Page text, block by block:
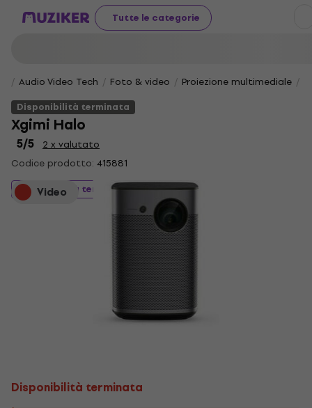
Tutte le categorie
Audio Video Tech Foto & video Proiezione multimediale
Disponibilità terminata
Xgimi Halo
5/5
2 x valutato
Codice prodotto: 415881
Video
Disponibilità terminata
Disponibilità terminata